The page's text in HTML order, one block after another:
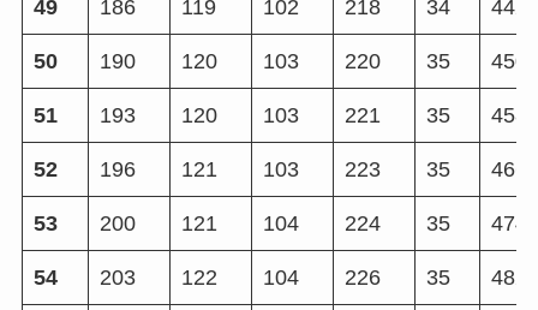
49 186 119 102 218 34 442
50 190 120 103 220 35 450
51 193 120 103 221 35 458
52 196 121 103 223 35 466
53 200 121 104 224 35 474
54 203 122 104 226 35 482